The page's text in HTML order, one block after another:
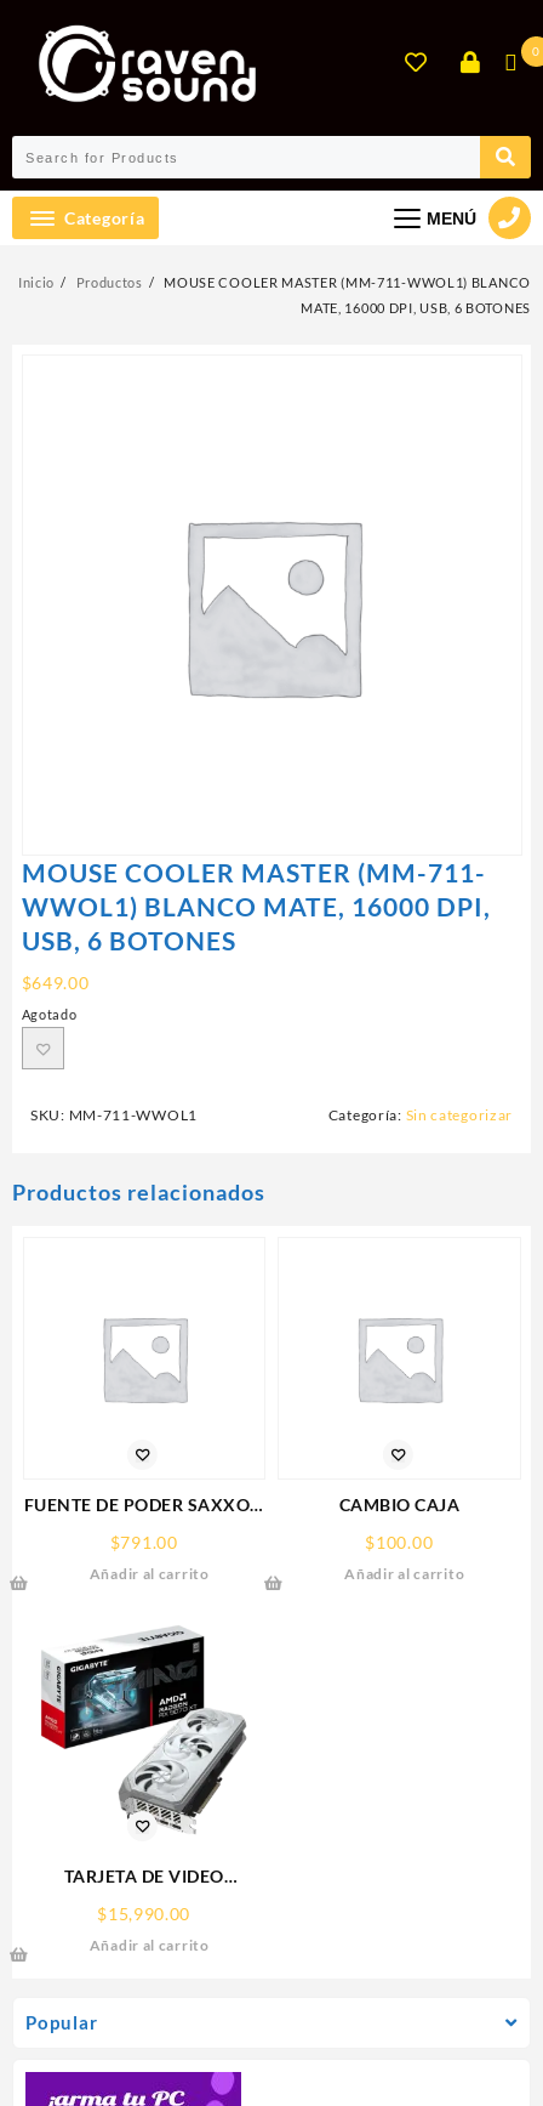
contenido
0
Categoría MENÚ
Popular
Inicio Productos
MOUSE COOLER MASTER (MM-711-WWOL1) BLANCO
MATE, 16000 DPI, USB, 6 BOTONES
MOUSE COOLER MASTER (MM-711-
WWOL1) BLANCO MATE, 16000 DPI,
USB, 6 BOTONES
$649.00
Agotado
SKU: MM-711-WWOL1 Categoría: Sin categorizar
Productos relacionados
FUENTE DE PODER SAXXON
REGULADA,12V,10
AMPERES,DISTRIBUIDOR
$791.00
Añadir al carrito
CAMBIO CAJA
$100.00
Añadir al carrito
TARJETA DE VIDEO
GIGABYTE (GV-
R907XGAMINGOCICE-16GD)
RX 9070
$15,990.00
Añadir al carrito